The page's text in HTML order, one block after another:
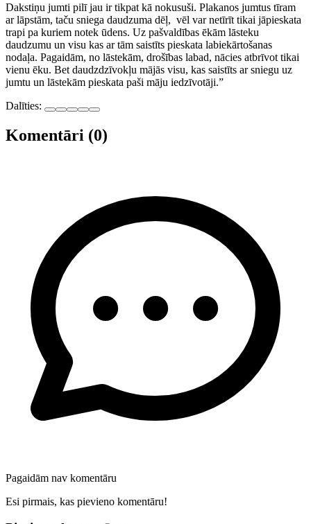
Dakstiņu jumti pilī jau ir tikpat kā nokusuši. Plakanos jumtus tīram
ar lāpstām, taču sniega daudzuma dēļ, vēl var netīrīt tikai jāpieskata
trapi pa kuriem notek ūdens. Uz pašvaldības ēkām lāsteku
daudzumu un visu kas ar tām saistīts pieskata labiekārtošanas
nodaļa. Pagaidām, no lāstekām, drošības labad, nācies atbrīvot tikai
vienu ēku. Bet daudzdzīvokļu mājās visu, kas saistīts ar sniegu uz
jumtu un lāstekām pieskata paši māju iedzīvotāji.”
Dalīties:
Komentāri (0)
Pagaidām nav komentāru
Esi pirmais, kas pievieno komentāru!